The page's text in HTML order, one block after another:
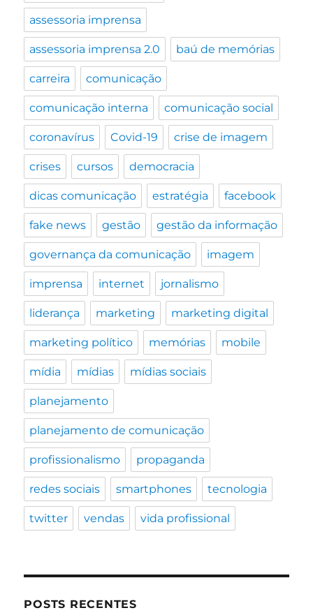
assessoria imprensa
assessoria imprensa 2.0 baú de memórias
carreira comunicação
comunicação interna comunicação social
coronavírus Covid-19 crise de imagem
crises cursos democracia
dicas comunicação estratégia facebook
fake news gestão gestão da informação
governança da comunicação imagem
imprensa internet jornalismo
liderança marketing marketing digital
marketing político memórias mobile
mídia mídias mídias sociais
planejamento
planejamento de comunicação
profissionalismo propaganda
redes sociais smartphones tecnologia
twitter vendas vida profissional
POSTS RECENTES